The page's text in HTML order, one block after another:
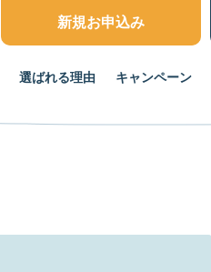
選ばれる理由 キャンペーン
新規お申込み